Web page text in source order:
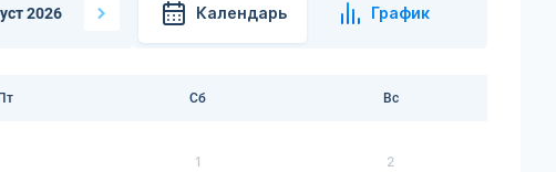
2026 Календарь График
Сб Вс
1 2